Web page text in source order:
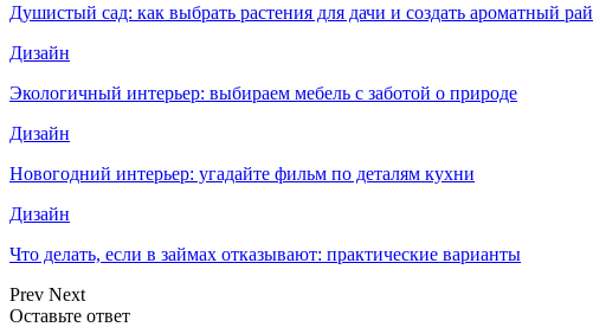
Душистый сад: как выбрать растения для дачи и создать ароматный рай
Дизайн
Экологичный интерьер: выбираем мебель с заботой о природе
Дизайн
Новогодний интерьер: угадайте фильм по деталям кухни
Дизайн
Что делать, если в займах отказывают: практические варианты
Prev Next
Оставьте ответ